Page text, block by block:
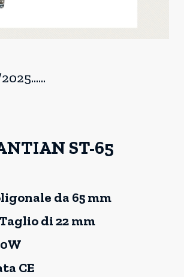
ST-65
da 65 mm
di 22 mm
CE